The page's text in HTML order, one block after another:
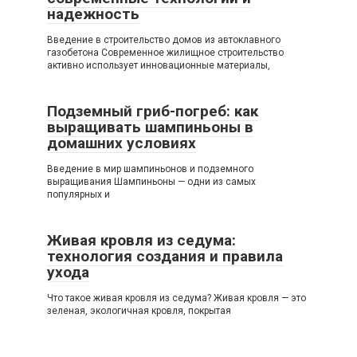
надежность
Введение в строительство домов из автоклавного
газобетона Современное жилищное строительство
активно использует инновационные материалы,
Подземный гриб-погреб: как
выращивать шампиньоны в
домашних условиях
Введение в мир шампиньонов и подземного
выращивания Шампиньоны — одни из самых
популярных и
Живая кровля из седума:
технология создания и правила
ухода
Что такое живая кровля из седума? Живая кровля — это
зеленая, экологичная кровля, покрытая